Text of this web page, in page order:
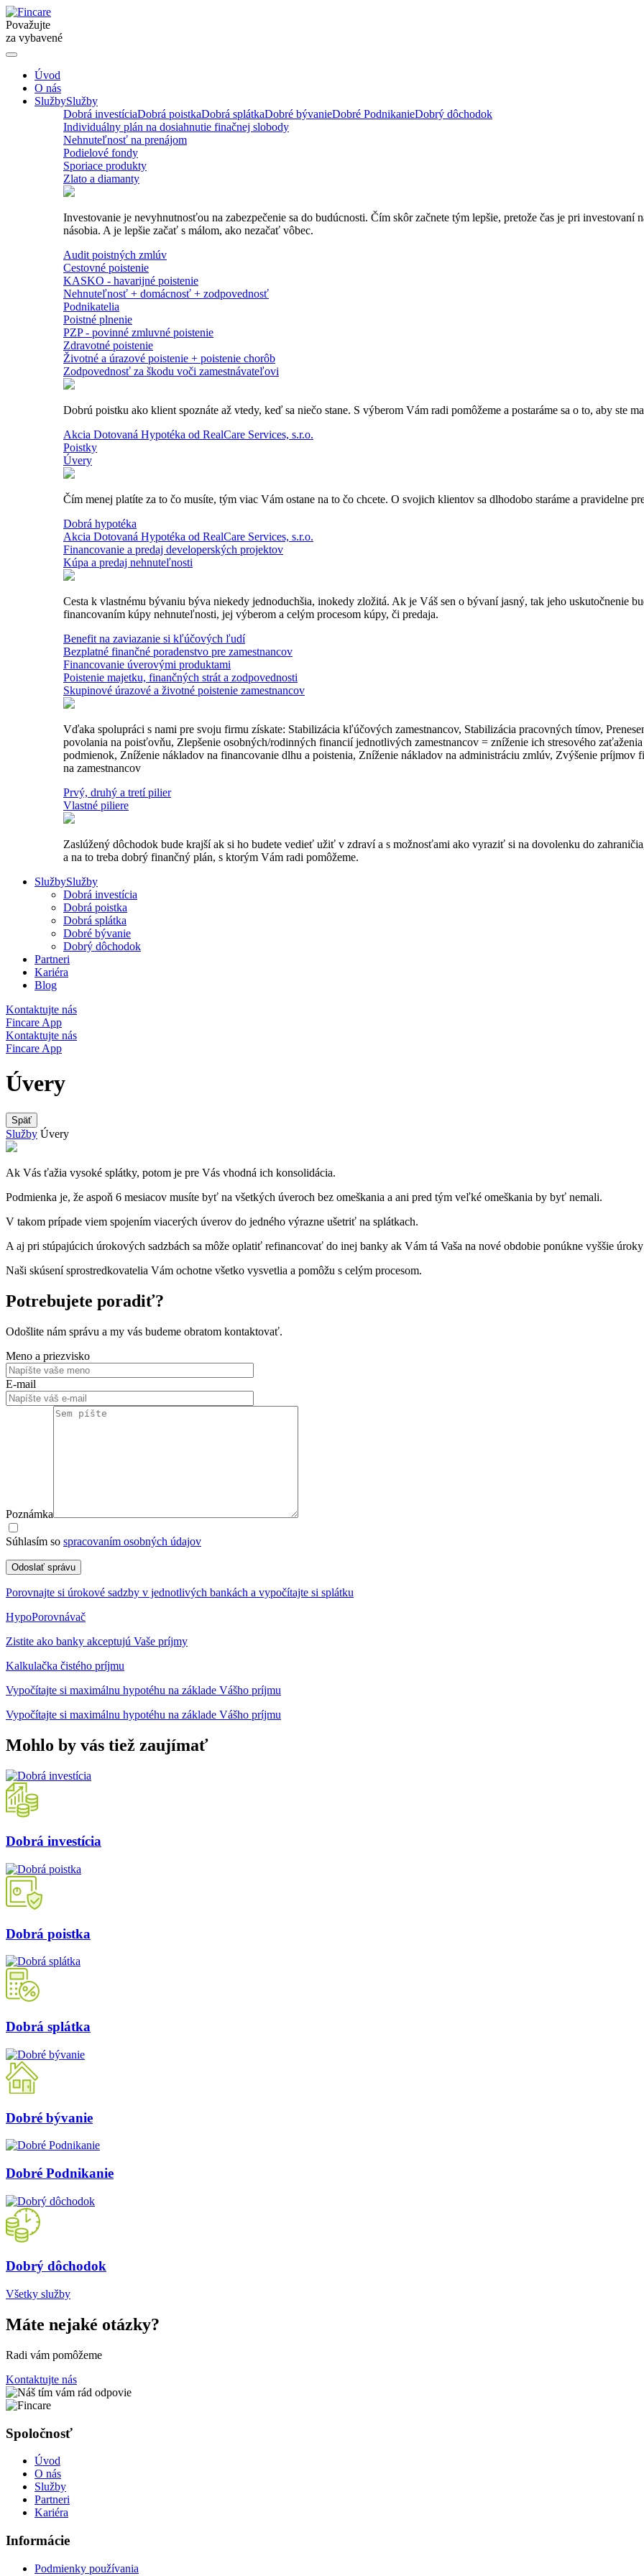
Považujte
za vybavené
Úvod
O nás
SlužbySlužby
Dobrá investíciaDobrá poistkaDobrá splátkaDobré bývanieDobré PodnikanieDobrý dôchodok
Individuálny plán na dosiahnutie finačnej slobody
Nehnuteľnosť na prenájom
Podielové fondy
Sporiace produkty
Zlato a diamanty
Investovanie je nevyhnutnosťou na zabezpečenie sa do budúcnosti. Čím skôr začnete tým lepšie, pretože čas je pri
násobia. A je lepšie začať s málom, ako nezačať vôbec.
Audit poistných zmlúv
Cestovné poistenie
KASKO - havarijné poistenie
Nehnuteľnosť + domácnosť + zodpovednosť
Podnikatelia
Poistné plnenie
PZP - povinné zmluvné poistenie
Zdravotné poistenie
Životné a úrazové poistenie + poistenie chorôb
Zodpovednosť za škodu voči zamestnávateľovi
Dobrú poistku ako klient spoznáte až vtedy, keď sa niečo stane. S výberom Vám radi pomôžeme a postaráme sa o to, aby ste
Akcia Dotovaná Hypotéka od RealCare Services, s.r.o.
Poistky
Úvery
Čím menej platíte za to čo musíte, tým viac Vám ostane na to čo chcete. O svojich klientov sa dlhodobo staráme a pravidelne
Dobrá hypotéka
Akcia Dotovaná Hypotéka od RealCare Services, s.r.o.
Financovanie a predaj developerských projektov
Kúpa a predaj nehnuteľnosti
Cesta k vlastnému bývaniu býva niekedy jednoduchšia, inokedy zložitá. Ak je Váš sen o bývaní jasný, tak jeho uskutočnenie
financovaním kúpy nehnuteľnosti, jej výberom a celým procesom kúpy, či predaja.
Benefit na zaviazanie si kľúčových ľudí
Bezplatné finančné poradenstvo pre zamestnancov
Financovanie úverovými produktami
Poistenie majetku, finančných strát a zodpovednosti
Skupinové úrazové a životné poistenie zamestnancov
Vďaka spolupráci s nami pre svoju firmu získate: Stabilizácia kľúčových zamestnancov, Stabilizácia pracovných tímov,
povolania na poisťovňu, Zlepšenie osobných/rodinných financií jednotlivých zamestnancov = zníženie ich stresového
podmienok, Zníženie nákladov na financovanie dlhu a poistenia, Zníženie nákladov na administráciu zmlúv, Zvýšenie
na zamestnancov
Prvý, druhý a tretí pilier
Vlastné piliere
Zaslúžený dôchodok bude krajší ak si ho budete vedieť užiť v zdraví a s možnosťami ako vyraziť si na dovolenku do
a na to treba dobrý finančný plán, s ktorým Vám radi pomôžeme.
SlužbySlužby
Dobrá investícia
Dobrá poistka
Dobrá splátka
Dobré bývanie
Dobrý dôchodok
Partneri
Kariéra
Blog
Kontaktujte nás
Fincare App
Kontaktujte nás
Fincare App
Úvery
Späť
Služby Úvery
Ak Vás ťažia vysoké splátky, potom je pre Vás vhodná ich konsolidácia.
Podmienka je, že aspoň 6 mesiacov musíte byť na všetkých úveroch bez omeškania a ani pred tým veľké omeškania by byť nemali.
V takom prípade viem spojením viacerých úverov do jedného výrazne ušetriť na splátkach.
A aj pri stúpajúcich úrokových sadzbách sa môže oplatiť refinancovať do inej banky ak Vám tá Vaša na nové obdobie ponúkne vyššie
Naši skúsení sprostredkovatelia Vám ochotne všetko vysvetlia a pomôžu s celým procesom.
Potrebujete poradiť?
Odošlite nám správu a my vás budeme obratom kontaktovať.
Meno a priezvisko
E-mail
Poznámka
Súhlasím so spracovaním osobných údajov
Odoslať správu
Porovnajte si úrokové sadzby v jednotlivých bankách a vypočítajte si splátku
HypoPorovnávač
Zistite ako banky akceptujú Vaše príjmy
Kalkulačka čistého príjmu
Vypočítajte si maximálnu hypotéhu na základe Vášho príjmu
Vypočítajte si maximálnu hypotéhu na základe Vášho príjmu
Mohlo by vás tiež zaujímať
Dobrá investícia
Dobrá poistka
Dobrá splátka
Dobré bývanie
Dobré Podnikanie
Dobrý dôchodok
Všetky služby
Máte nejaké otázky?
Radi vám pomôžeme
Kontaktujte nás
Spoločnosť
Úvod
O nás
Služby
Partneri
Kariéra
Informácie
Podmienky používania